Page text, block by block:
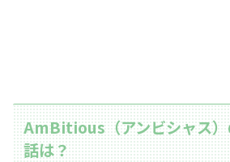
AmBitious（アンビシャス
話は？